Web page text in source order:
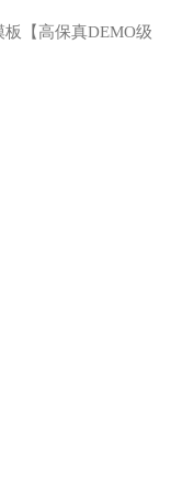
【高保真DEMO级